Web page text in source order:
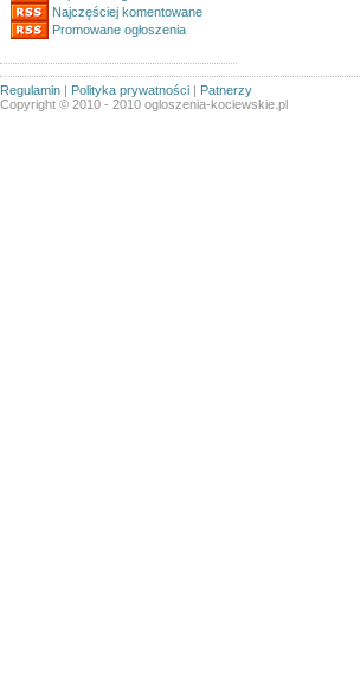
Najczęściej komentowane
Promowane ogłoszenia
Regulamin | Polityka prywatności | Patnerzy
Copyright © 2010 - 2010 ogloszenia-kociewskie.pl